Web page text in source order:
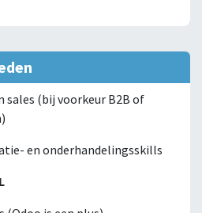
sales (bij voorkeur B2B of
en onderhandelingsskills